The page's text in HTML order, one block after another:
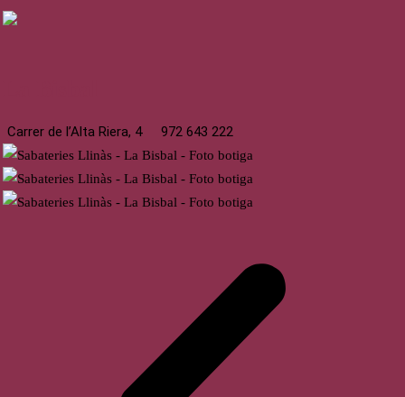
Carrer de l’Alta Riera, 4 972 643 222